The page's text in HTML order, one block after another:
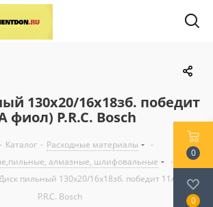
130x20/16x18зб. победит
фиол) P.R.C. Bosch
- Каталог - Расходные материалы
-
алмазные, шлифовальные
-
пильный 130x20/16x18зб. победит 11А фиол)
P.R.C. Bosch
0
0